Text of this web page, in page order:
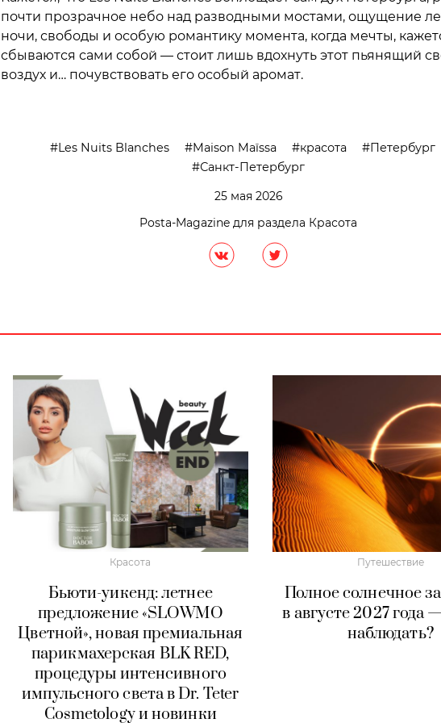
почти прозрачное небо над разводными мостами, ощущение
ночи, свободы и особую романтику момента, когда мечты,
сбываются сами собой — стоит лишь вдохнуть этот пьянящий
воздух и… почувствовать его особый аромат.
Les Nuits Blanches Maison Maïssa красота
Петербург
Санкт-Петербург
25 мая 2026
Posta-Magazine для раздела Красота
Красота
Бьюти-уикенд: летнее
предложение «SLOWMO
Цветной», новая премиальная
парикмахерская BLK RED,
процедуры интенсивного
импульсного света в Dr. Teter
Cosmetology и новинки
Путешествие
Полное солнечное
в августе 2027 года
наблюдать?